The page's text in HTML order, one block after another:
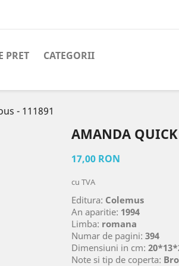
PRET CATEGORII
- 111891
AMANDA QUICK
17,00 RON
cu TVA
Editura: Colemus
An aparitie: 1994
Limba: romana
Numar de pagini: 394
Dimensiuni in cm:
Note si tip de coperta: